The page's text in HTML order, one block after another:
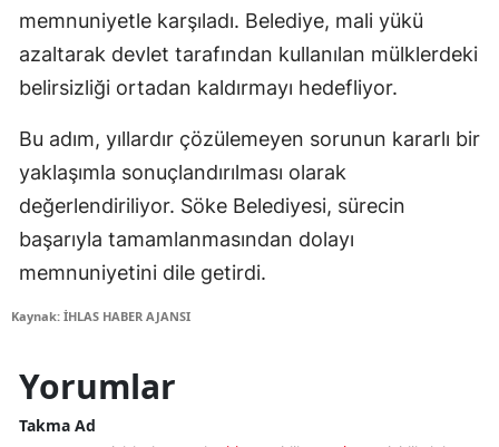
memnuniyetle karşıladı. Belediye, mali yükü
azaltarak devlet tarafından kullanılan mülklerdeki
belirsizliği ortadan kaldırmayı hedefliyor.
Bu adım, yıllardır çözülemeyen sorunun kararlı bir
yaklaşımla sonuçlandırılması olarak
değerlendiriliyor. Söke Belediyesi, sürecin
başarıyla tamamlanmasından dolayı
memnuniyetini dile getirdi.
Kaynak: İHLAS HABER AJANSI
Yorumlar
Takma Ad